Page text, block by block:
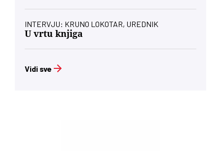
INTERVJU: KRUNO LOKOTAR, UREDNIK
U vrtu knjiga
Vidi sve